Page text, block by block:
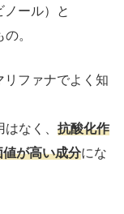
ール）と
。
リファナでよく知
はなく、抗酸化作
が高い成分にな